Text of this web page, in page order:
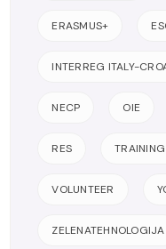
ERASMUS+
INTERREG ITALY-
NECP OIE
RES
VOLUNTEER
ZELENATEHNOLOGIJA